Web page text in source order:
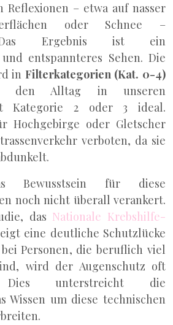
Reflexionen – etwa auf nasser
oder Schnee –
Das Ergebnis ist ein
entspannteres Sehen. Die
in Filterkategorien (Kat. 0-4)
den Alltag in unseren
Kategorie 2 oder 3 ideal.
Hochgebirge oder Gletscher
verboten, da sie
Bewusstsein für diese
noch nicht überall verankert.
das Nationale Krebshilfe-
eine deutliche Schutzlücke
Personen, die beruflich viel
wird der Augenschutz oft
Dies unterstreicht die
Wissen um diese technischen